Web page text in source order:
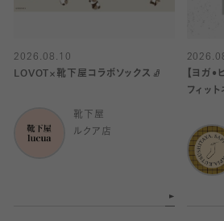
2026.08.10
LOVOT×靴下屋コラボソックス🧦
靴下屋
ルクア店
【ヨガ•
フィッ